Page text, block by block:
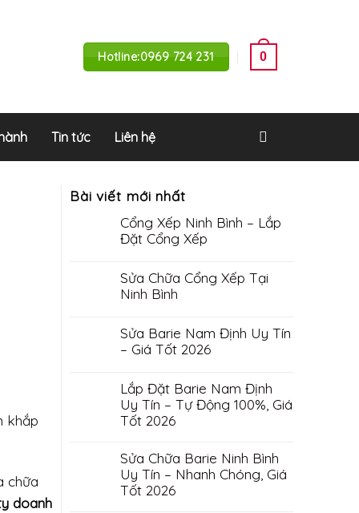
Hotline:0969 724 231 0
Tin tức Liên hệ
khắp
chữa
doanh
Bài viết mới nhất
Cổng Xếp Ninh Bình – Lắp
Đặt Cổng Xếp
Sửa Chữa Cổng Xếp Tại
Ninh Bình
Sửa Barie Nam Định Uy Tín
– Giá Tốt 2026
Lắp Đặt Barie Nam Định
Uy Tín – Tự Động 100%, Giá
Tốt 2026
Sửa Chữa Barie Ninh Bình
Uy Tín – Nhanh Chóng, Giá
Tốt 2026